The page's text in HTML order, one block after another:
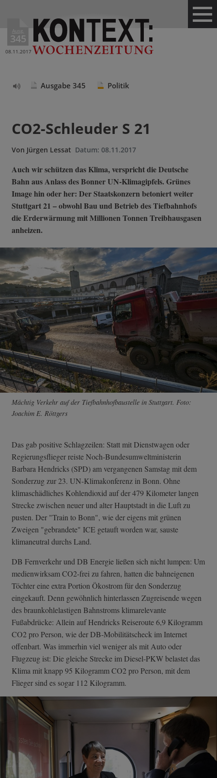
Ausg.
345
08.11.2017
Ausgabe 345 Politik
CO2-Schleuder S 21
Von Jürgen Lessat Datum: 08.11.2017
Auch wir schützen das Klima, verspricht die Deutsche
Bahn aus Anlass des Bonner UN-Klimagipfels. Grünes
Image hin oder her: Der Staatskonzern betoniert weiter
Stuttgart 21 – obwohl Bau und Betrieb des Tiefbahnhofs
die Erderwärmung mit Millionen Tonnen Treibhausgasen
anheizen.
Mächtig Verkehr auf der Tiefbahnhofbaustelle in Stuttgart. Foto:
Joachim E. Röttgers
Das gab positive Schlagzeilen: Statt mit Dienstwagen oder
Regierungsflieger reiste Noch-Bundesumweltministerin
Barbara Hendricks (SPD) am vergangenen Samstag mit dem
Sonderzug zur 23. UN-Klimakonferenz in Bonn. Ohne
klimaschädliches Kohlendioxid auf der 479 Kilometer langen
Strecke zwischen neuer und alter Hauptstadt in die Luft zu
pusten. Der "Train to Bonn", wie der eigens mit grünen
Zweigen "gebrandete" ICE getauft worden war, sauste
klimaneutral durchs Land.
DB Fernverkehr und DB Energie ließen sich nicht lumpen: Um
medienwirksam CO2-frei zu fahren, hatten die bahneigenen
Töchter eine extra Portion Ökostrom für den Sonderzug
eingekauft. Denn gewöhnlich hinterlassen Zugreisende wegen
des braunkohlelastigen Bahnstroms klimarelevante
Fußabdrücke: Allein auf Hendricks Reiseroute 6,9 Kilogramm
CO2 pro Person, wie der DB-Mobilitätscheck im Internet
offenbart. Was immerhin viel weniger als mit Auto oder
Flugzeug ist: Die gleiche Strecke im Diesel-PKW belastet das
Klima mit knapp 95 Kilogramm CO2 pro Person, mit dem
Flieger sind es sogar 112 Kilogramm.